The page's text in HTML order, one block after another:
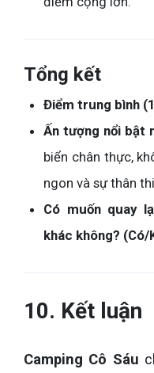
Tổng kết
Điểm trung bình
Ấn tượng nổi bật
biển chân thực,
ngon và sự thân
Có muốn quay
khác không? (Có/
10. Kết luận
Camping Cô Sáu